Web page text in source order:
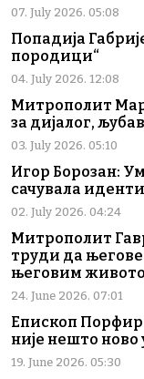
07. July 2026. 05:08
Попадија
породици“
04. July 2026. 12:08
Митрополит
за дијалог,
03. July 2026. 05:10
Игор Борозан:
сачувала
02. July 2026. 04:24
Митрополит
труди да његове
његовим
24. June 2026. 07:01
Епископ
није нешто ново
19. June 2026. 05:30